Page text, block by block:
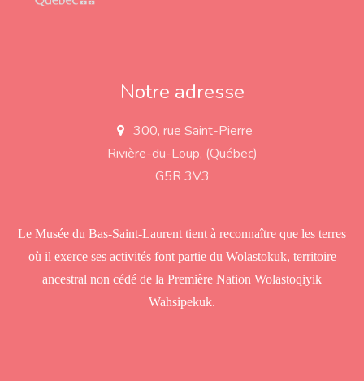
Notre adresse
a
d
300, rue Saint-Pierre
Rivière-du-Loup, (Québec)
G5R 3V3
Le Musée du Bas-Saint-Laurent tient à reconnaître que les terres
où il exerce ses activités font partie du Wolastokuk, territoire
ancestral non cédé de la Première Nation Wolastoqiyik
Wahsipekuk.